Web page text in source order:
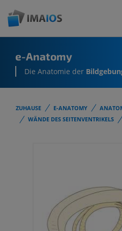
e-Anatomy
Die Anatomie der
ZUHAUSE E-ANATOMY
WÄNDE DES SEITENVENTRIKELS